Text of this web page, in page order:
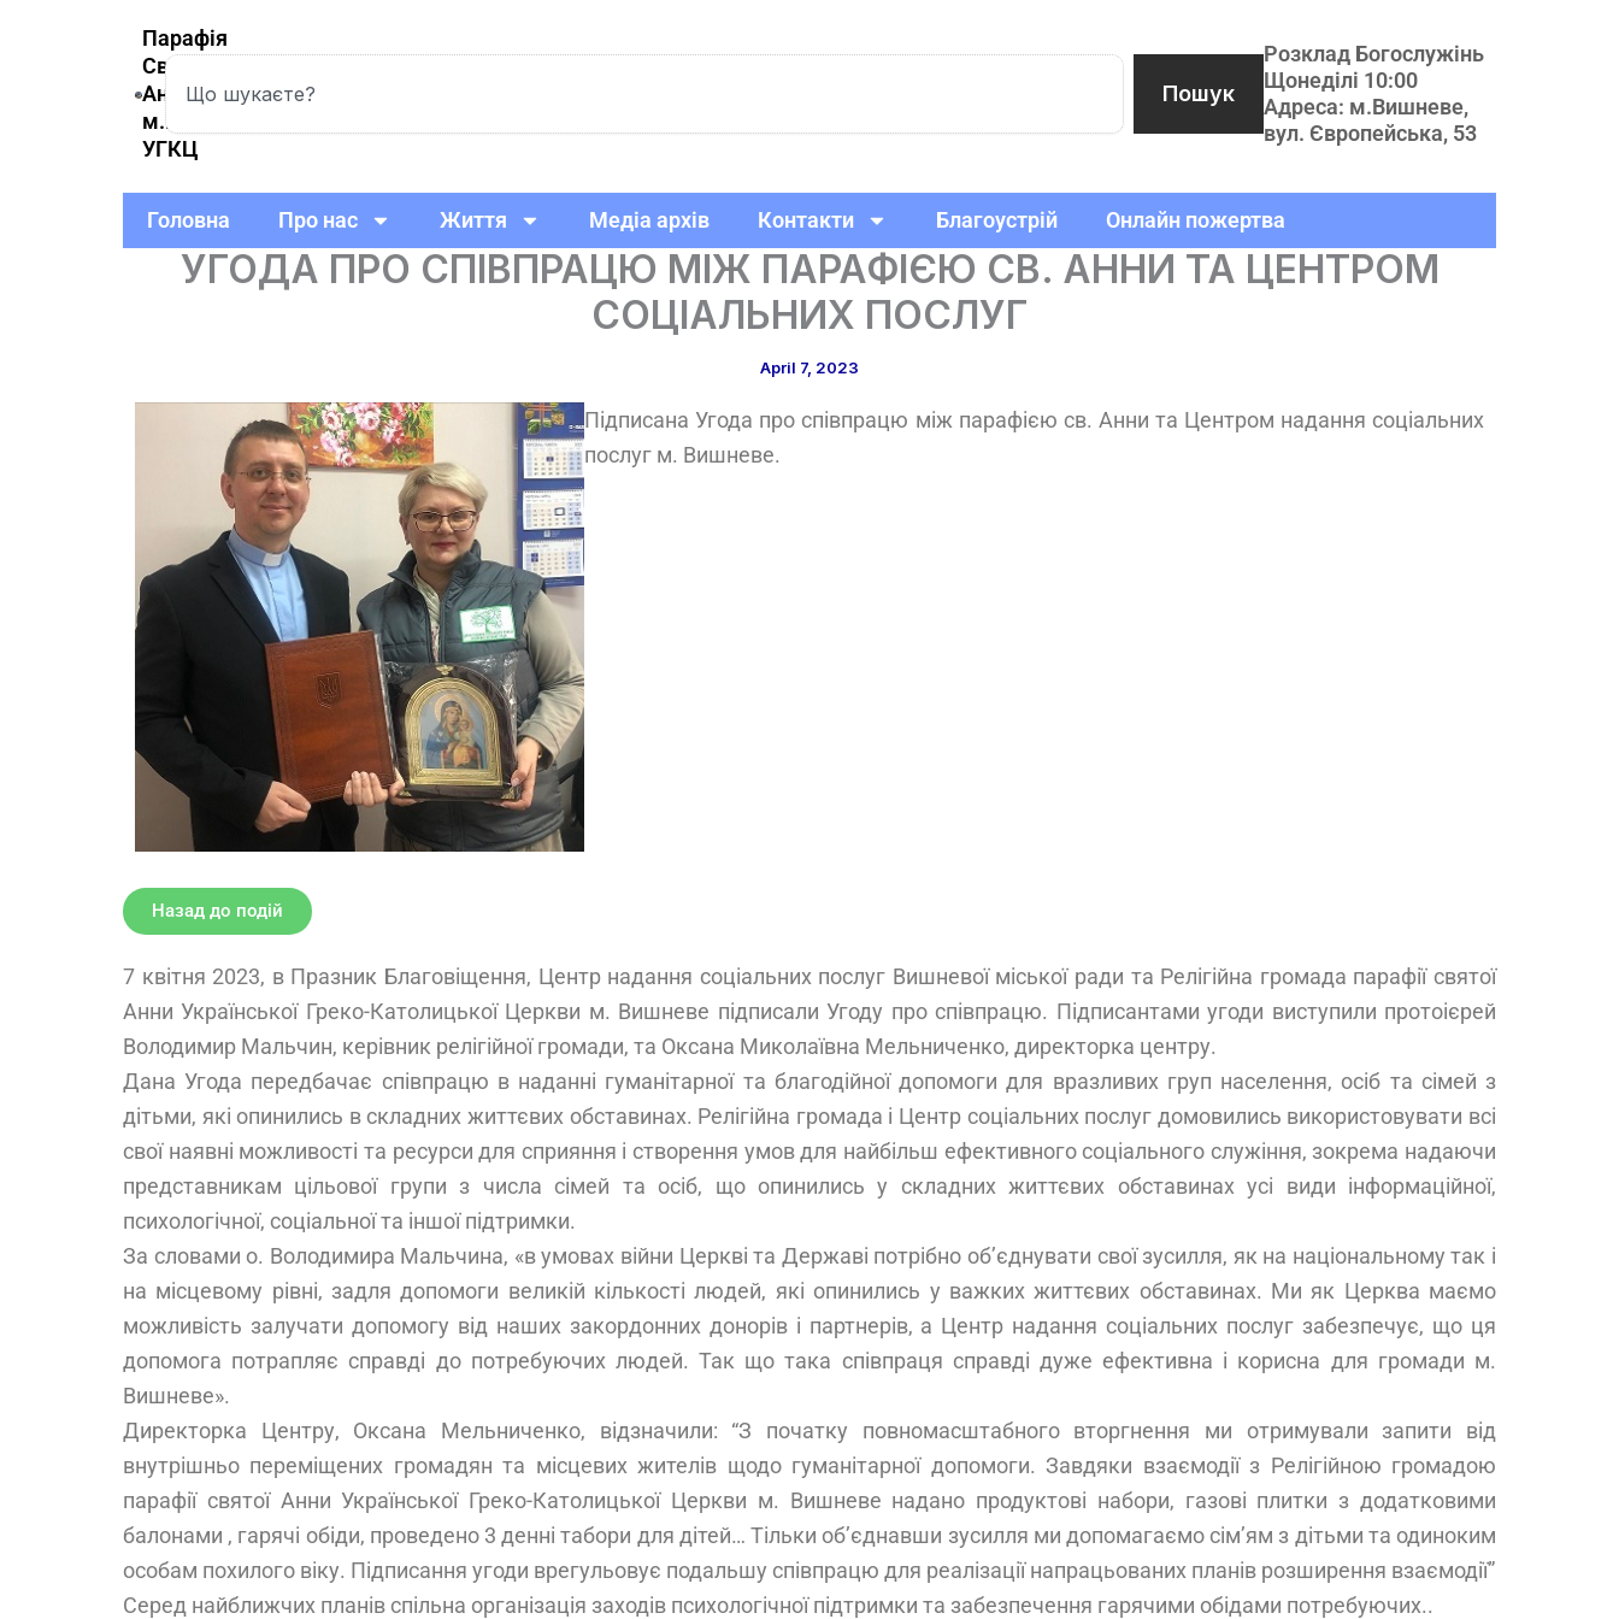
Парафія
Святої
Анни
м.Вишневе
УГКЦ
Search
Пошук
Розклад Богослужінь
Щонеділі 10:00
Адреса: м.Вишневе,
вул. Європейська, 53
Головна Про нас Життя Медіа архів Контакти Благоустрій Онлайн пожертва
УГОДА ПРО СПІВПРАЦЮ МІЖ ПАРАФІЄЮ СВ. АННИ ТА ЦЕНТРОМ
СОЦІАЛЬНИХ ПОСЛУГ
April 7, 2023
Підписана Угода про співпрацю між парафією св. Анни та Центром надання соціальних
послуг м. Вишневе.
Назад до подій
7 квітня 2023, в Празник Благовіщення, Центр надання соціальних послуг Вишневої міської ради та Релігійна громада парафії святої
Анни Української Греко-Католицької Церкви м. Вишневе підписали Угоду про співпрацю. Підписантами угоди виступили протоієрей
Володимир Мальчин, керівник релігійної громади, та Оксана Миколаївна Мельниченко, директорка центру.
Дана Угода передбачає співпрацю в наданні гуманітарної та благодійної допомоги для вразливих груп населення, осіб та сімей з
дітьми, які опинились в складних життєвих обставинах. Релігійна громада і Центр соціальних послуг домовились використовувати всі
свої наявні можливості та ресурси для сприяння і створення умов для найбільш ефективного соціального служіння, зокрема надаючи
представникам цільової групи з числа сімей та осіб, що опинились у складних життєвих обставинах усі види інформаційної,
психологічної, соціальної та іншої підтримки.
За словами о. Володимира Мальчина, «в умовах війни Церкві та Державі потрібно об’єднувати свої зусилля, як на національному так і
на місцевому рівні, задля допомоги великій кількості людей, які опинились у важких життєвих обставинах. Ми як Церква маємо
можливість залучати допомогу від наших закордонних донорів і партнерів, а Центр надання соціальних послуг забезпечує, що ця
допомога потрапляє справді до потребуючих людей. Так що така співпраця справді дуже ефективна і корисна для громади м.
Вишневе».
Директорка Центру, Оксана Мельниченко, відзначили: “З початку повномасштабного вторгнення ми отримували запити від
внутрішньо переміщених громадян та місцевих жителів щодо гуманітарної допомоги. Завдяки взаємодії з Релігійною громадою
парафії святої Анни Української Греко-Католицької Церкви м. Вишневе надано продуктові набори, газові плитки з додатковими
балонами , гарячі обіди, проведено 3 денні табори для дітей… Тільки об’єднавши зусилля ми допомагаємо сім’ям з дітьми та одиноким
особам похилого віку. Підписання угоди врегульовує подальшу співпрацю для реалізації напрацьованих планів розширення взаємодії”
Серед найближчих планів спільна організація заходів психологічної підтримки та забезпечення гарячими обідами потребуючих..